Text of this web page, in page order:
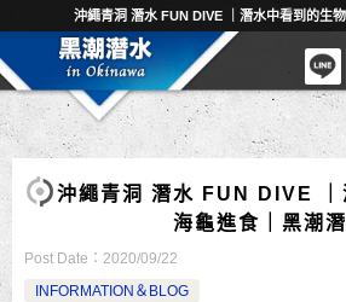
沖繩青洞 潛水 FUN DIVE ｜潛水中看到的生
沖繩青洞 潛水 FUN DIVE ｜
海龜進食｜黑潮
Post Date： 2020/09/22
INFORMATION＆BLOG